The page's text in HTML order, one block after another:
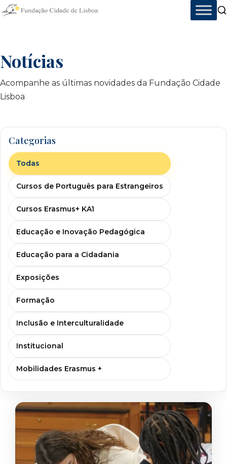
Skip
Notícias
Acompanhe as últimas novidades da Fundação Cidade
Lisboa
Categorias
Todas
Cursos de Português para Estrangeiros
Cursos Erasmus+ KA1
Educação e Inovação Pedagógica
Educação para a Cidadania
Exposições
Formação
Inclusão e Interculturalidade
Institucional
Mobilidades Erasmus +